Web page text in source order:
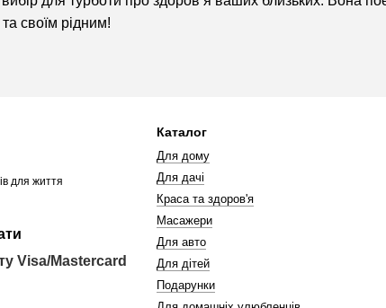
та своїм рідним!
для життя
Каталог
Для дому
Для дачі
Краса та здоров'я
Масажери
Для авто
Для дітей
Подарунки